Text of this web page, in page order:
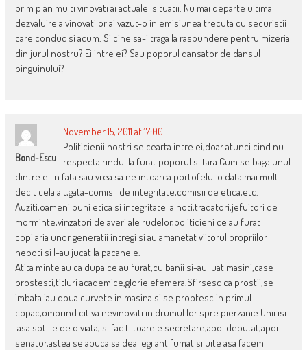
prim plan multi vinovati ai actualei situatii. Nu mai departe ultima
dezvaluire a vinovatilor ai vazut-o in emisiunea trecuta cu securistii
care conduc si acum. Si cine sa-i traga la raspundere pentru mizeria
din jurul nostru? Ei intre ei? Sau poporul dansator de dansul
pinguinului?
Bond-Escu
November 15, 2011 at 17:00
Politicienii nostri se cearta intre ei,doar atunci cind nu
respecta rindul la furat poporul si tara.Cum se baga unul
dintre ei in fata sau vrea sa ne intoarca portofelul o data mai mult
decit celalalt,gata-comisii de integritate,comisii de etica,etc.
Auziti,oameni buni etica si integritate la hoti,tradatori,jefuitori de
morminte,vinzatori de averi ale rudelor,politicieni ce au furat
copilaria unor generatii intregi si au amanetat viitorul propriilor
nepoti si l-au jucat la pacanele.
Atita minte au ca dupa ce au furat,cu banii si-au luat masini,case
prostesti,titluri academice,glorie efemera.Sfirsesc ca prostii,se
imbata iau doua curvete in masina si se proptesc in primul
copac,omorind citiva nevinovati in drumul lor spre pierzanie.Unii isi
lasa sotiile de o viata,isi fac tiitoarele secretare,apoi deputat,apoi
senator,astea se apuca sa dea legi antifumat si uite asa facem